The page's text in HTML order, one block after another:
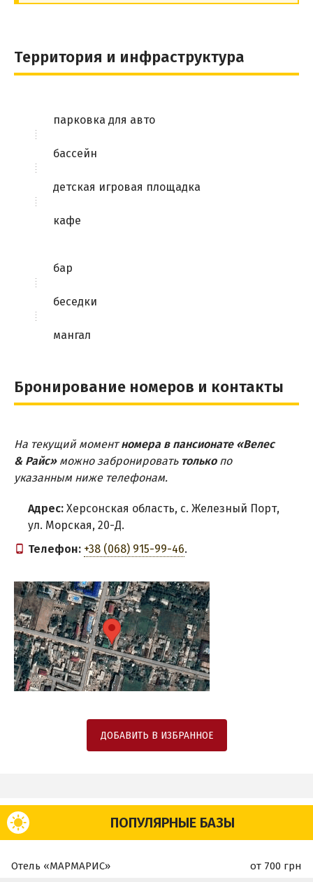
Территория и инфраструктура
парковка для авто
бассейн
детская игровая площадка
кафе
бар
беседки
мангал
Бронирование номеров и контакты
На текущий моментномера в пансионате «Велес
& Райс»можно забронировать толькопо
указанным ниже телефонам.
Адрес: Херсонская область, с. Железный Порт,
ул. Морская, 20-Д.
Телефон: +38 (068) 915-99-46.
ДОБАВИТЬ В ИЗБРАННОЕ
ПОПУЛЯРНЫЕ БАЗЫ
Отель «МАРМАРИС»
от 700 грн